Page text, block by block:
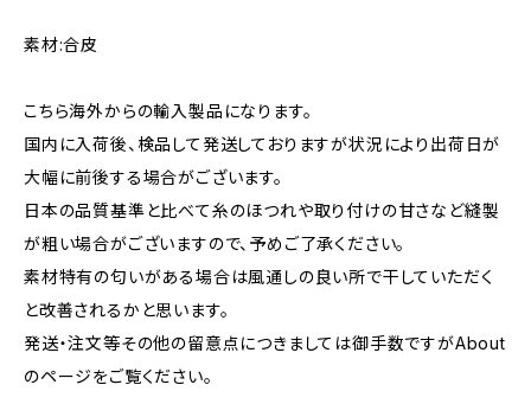
素材:合皮
こちら海外からの輸入製品になります。
国内に入荷後、検品して発送しておりますが状況により出荷日が
大幅に前後する場合がございます。
日本の品質基準と比べて糸のほつれや取り付けの甘さなど縫製
が粗い場合がございますので、予めご了承ください。
素材特有の匂いがある場合は風通しの良い所で干していただく
と改善されるかと思います。
発送・注文等その他の留意点につきましては御手数ですがAbout
のページをご覧ください。